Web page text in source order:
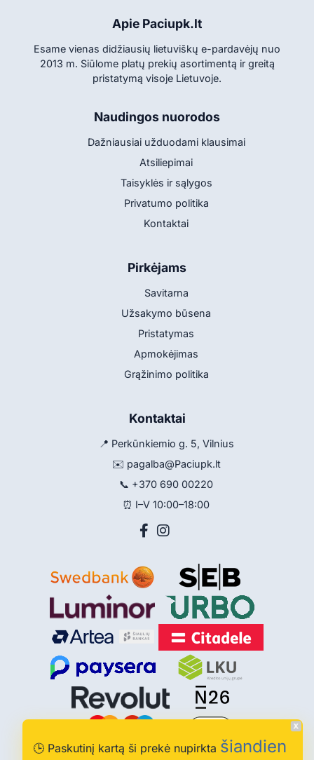
🕒 Paskutinį kartą ši prekė nupirkta šiandien
Apie Paciupk.lt
Esame vienas didžiausių lietuviškų e-pardavėjų nuo
2013 m. Siūlome platų prekių asortimentą ir greitą
pristatymą visoje Lietuvoje.
Naudingos nuorodos
Dažniausiai užduodami klausimai
Atsiliepimai
Taisyklės ir sąlygos
Privatumo politika
Kontaktai
Pirkėjams
Savitarna
Užsakymo būsena
Pristatymas
Apmokėjimas
Grąžinimo politika
Kontaktai
📍 Perkūnkiemio g. 5, Vilnius
✉️ pagalba@Paciupk.lt
📞 +370 690 00220
⏰ I–V 10:00–18:00